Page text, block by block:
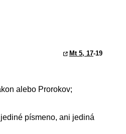
Mt 5, 17-19
alebo Prorokov;
písmeno, ani jediná